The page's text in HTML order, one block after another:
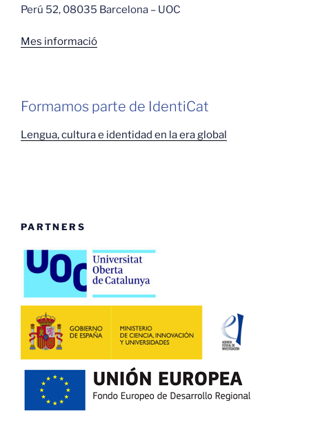
Perú 52, 08035 Barcelona – UOC
Mes informació
Formamos parte de IdentiCat
Lengua, cultura e identidad en la era global
PARTNERS